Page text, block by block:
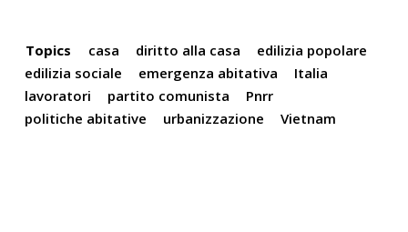
Topics casa diritto alla casa
edilizia popolare
edilizia sociale
emergenza abitativa
Italia
lavoratori
partito comunista
Pnrr
politiche abitative
urbanizzazione Vietnam